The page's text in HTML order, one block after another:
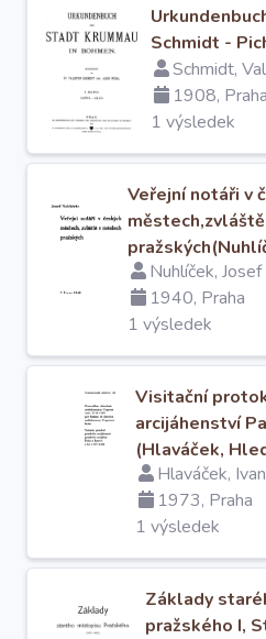
Schmidt -
Schmidt,
1908, Praha
1 výsledek
Veřejní notáři v
Nuhlíček, Josef
1940, Praha
1 výsledek
Visitační
arcijáhenství
(Hlaváček,
Hlaváček,
1973, Praha
1 výsledek
Základy
pražského I,